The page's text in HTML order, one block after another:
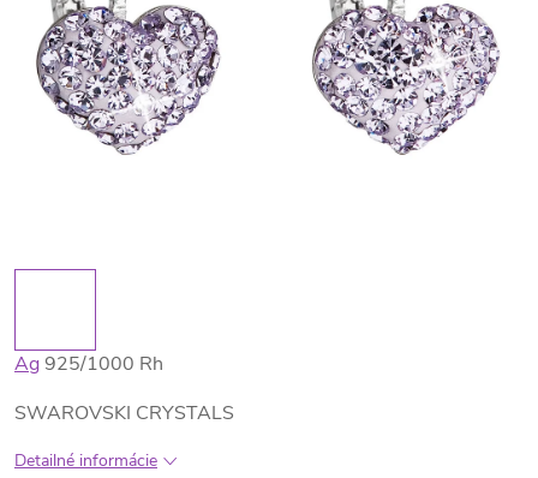
Ag925/1000 Rh
SWAROVSKI CRYSTALS
Detailné informácie